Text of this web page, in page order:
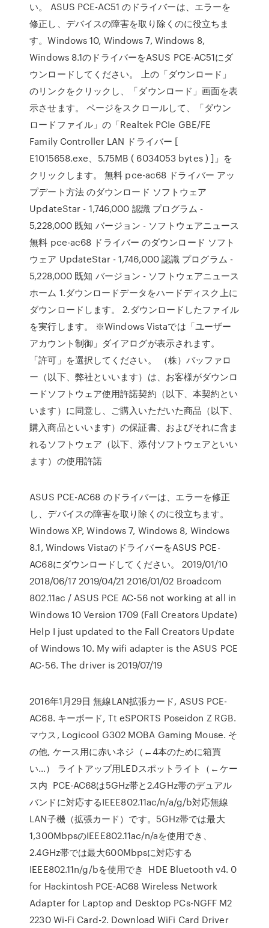
い。 ASUS PCE-AC51 のドライバーは、エラーを
修正し、デバイスの障害を取り除くのに役立ちま
す。Windows 10, Windows 7, Windows 8,
Windows 8.1のドライバーをASUS PCE-AC51にダ
ウンロードしてください。 上の「ダウンロード」
のリンクをクリックし、「ダウンロード」画面を表
示させます。 ページをスクロールして、「ダウン
ロードファイル」の「Realtek PCIe GBE/FE
Family Controller LAN ドライバー [
E1015658.exe、5.75MB ( 6034053 bytes ) ]」を
クリックします。 無料 pce-ac68 ドライバー アッ
プデート方法 のダウンロード ソフトウェア
UpdateStar - 1,746,000 認識 プログラム -
5,228,000 既知 バージョン - ソフトウェアニュース
無料 pce-ac68 ドライバー のダウンロード ソフト
ウェア UpdateStar - 1,746,000 認識 プログラム -
5,228,000 既知 バージョン - ソフトウェアニュース
ホーム 1.ダウンロードデータをハードディスク上に
ダウンロードします。 2.ダウンロードしたファイル
を実行します。 ※Windows Vistaでは「ユーザー
アカウント制御」ダイアログが表示されます。
「許可」を選択してください。 （株）バッファロ
ー（以下、弊社といいます）は、お客様がダウンロ
ードソフトウェア使用許諾契約（以下、本契約とい
います）に同意し、ご購入いただいた商品（以下、
購入商品といいます）の保証書、およびそれに含ま
れるソフトウェア（以下、添付ソフトウェアといい
ます）の使用許諾
ASUS PCE-AC68 のドライバーは、エラーを修正
し、デバイスの障害を取り除くのに役立ちます。
Windows XP, Windows 7, Windows 8, Windows
8.1, Windows VistaのドライバーをASUS PCE-
AC68にダウンロードしてください。 2019/01/10
2018/06/17 2019/04/21 2016/01/02 Broadcom
802.11ac / ASUS PCE AC-56 not working at all in
Windows 10 Version 1709 (Fall Creators Update)
Help I just updated to the Fall Creators Update
of Windows 10. My wifi adapter is the ASUS PCE
AC-56. The driver is 2019/07/19
2016年1月29日 無線LAN拡張カード, ASUS PCE-
AC68. キーボード, Tt eSPORTS Poseidon Z RGB.
マウス, Logicool G302 MOBA Gaming Mouse. そ
の他, ケース用に赤いネジ（←4本のために箱買
い…） ライトアップ用LEDスポットライト（←ケー
ス内 PCE-AC68は5GHz帯と2.4GHz帯のデュアル
バンドに対応するIEEE802.11ac/n/a/g/b対応無線
LAN子機（拡張カード）です。5GHz帯では最大
1,300MbpsのIEEE802.11ac/n/aを使用でき、
2.4GHz帯では最大600Mbpsに対応する
IEEE802.11n/g/bを使用でき HDE Bluetooth v4. 0
for Hackintosh PCE-AC68 Wireless Network
Adapter for Laptop and Desktop PCs-NGFF M2
2230 Wi-Fi Card-2. Download WiFi Card Driver